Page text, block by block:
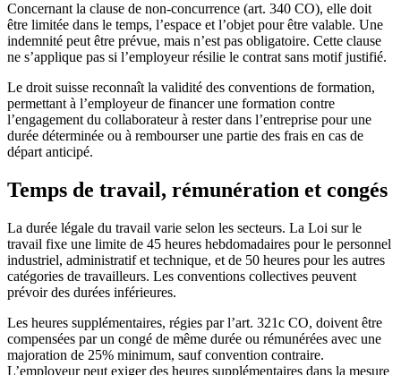
Concernant la clause de non-concurrence (art. 340 CO), elle doit
être limitée dans le temps, l’espace et l’objet pour être valable. Une
indemnité peut être prévue, mais n’est pas obligatoire. Cette clause
ne s’applique pas si l’employeur résilie le contrat sans motif justifié.
Le droit suisse reconnaît la validité des conventions de formation,
permettant à l’employeur de financer une formation contre
l’engagement du collaborateur à rester dans l’entreprise pour une
durée déterminée ou à rembourser une partie des frais en cas de
départ anticipé.
Temps de travail, rémunération et congés
La durée légale du travail varie selon les secteurs. La Loi sur le
travail fixe une limite de 45 heures hebdomadaires pour le personnel
industriel, administratif et technique, et de 50 heures pour les autres
catégories de travailleurs. Les conventions collectives peuvent
prévoir des durées inférieures.
Les heures supplémentaires, régies par l’art. 321c CO, doivent être
compensées par un congé de même durée ou rémunérées avec une
majoration de 25% minimum, sauf convention contraire.
L’employeur peut exiger des heures supplémentaires dans la mesure